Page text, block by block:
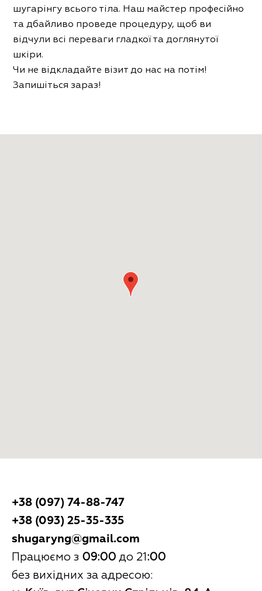
шугарінгу всього тіла. Наш майстер професійно
та дбайливо проведе процедуру, щоб ви
відчули всі переваги гладкої та доглянутої
шкіри.
Чи не відкладайте візит до нас на потім!
Запишіться зараз!
+38 (097) 74-88-747
+38 (093) 25-35-335
shugaryng@gmail.com
Працюємо з 09:00 до 21 :00
без вихідних за адресою: